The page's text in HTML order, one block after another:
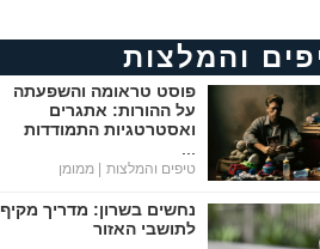
והמלצות
פוסט טראומה והשפעתה
על ההורות: אתגרים
ואסטרטגיות התמודדות
טיפים והמלצות | ממומן
נחשים בשרון: מדריך מקיף
לתושבי האזור